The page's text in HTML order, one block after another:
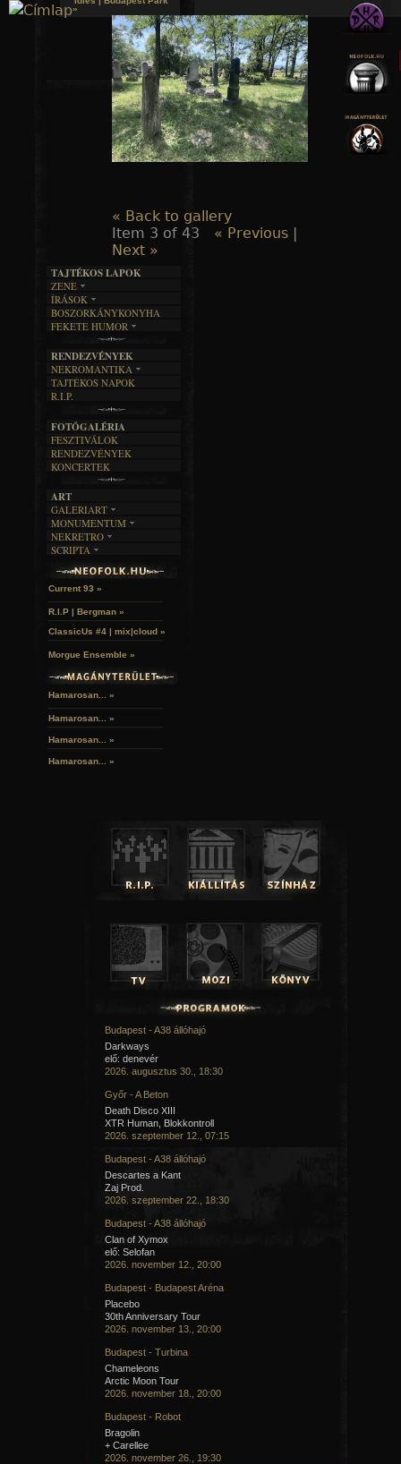
Jump to navigation
« Back to gallery
Item 3 of 43
« Previous
Next »
TAJTÉKOS LAPOK
ZENE
EGYÜTTESEK
INTERJÚK
FORDÍTÁSOK
DALSZÖVEGEK
ÍRÁSOK
IRODALOM
FILM
MŰVÉSZET
ÍRÁSTÖRTÉNET
BOSZORKÁNYKONYHA
FEKETE HUMOR
SZÖVEGES
RENDEZVÉNYEK
NEKROMANTIKA
AKTUÁLIS
A MÚLT
TAJTÉKOS NAPOK
R.I.P.
FOTÓGALÉRIA
FESZTIVÁLOK
RENDEZVÉNYEK
KONCERTEK
ART
GALERIART
ARTGALERI
KÉPREGÉNYEK
LAKÁSKULTS
MONUMENTUM
TEMETŐK
TEMPLOMOK
VÁRAK
HELYEK
NEKRETRO
SZUBKULT
FEKETE LYUK
RELIKVIÁK
SCRIPTA
NOVELLÁK
»
Current 93 »
R.I.P | Bergman »
ClassicUs #4 | mix|cloud »
Morgue Ensemble »
Hamarosan... »
Hamarosan... »
Hamarosan... »
Hamarosan... »
Budapest - A38 állóhajó
Darkways
elő: denevér
2026. augusztus 30., 18:30
Győr - A Beton
Death Disco XIII
XTR Human, Blokkontroll
2026. szeptember 12., 07:15
Budapest - A38 állóhajó
Descartes a Kant
Zaj Prod.
2026. szeptember 22., 18:30
Budapest - A38 állóhajó
Clan of Xymox
elő: Selofan
2026. november 12., 20:00
Budapest - Budapest Aréna
Placebo
30th Anniversary Tour
2026. november 13., 20:00
Budapest - Turbina
Chameleons
Arctic Moon Tour
2026. november 18., 20:00
Budapest - Robot
Bragolin
+ Carellee
2026. november 26., 19:30